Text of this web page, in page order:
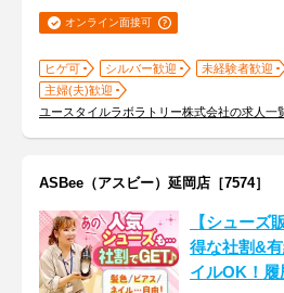
オンライン面接可
ヒゲ可 シルバー歓迎 未経験者歓迎
主婦(夫)歓迎
ユースタイルラボラトリー株式会社の求人一
ASBee（アスビー）延岡店［7574］
【シューズ
得な社割&
イルOK！履